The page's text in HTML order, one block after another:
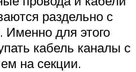
раздельно с
для этого
кабель каналы с
на секции.